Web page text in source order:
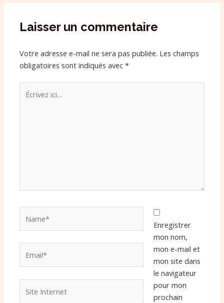
Laisser un commentaire
Votre adresse e-mail ne sera pas publiée. Les champs
obligatoires sont indiqués avec*
Écrivez
ici…
Internet
Enregistrer
mon nom,
mon e-mail et
mon site dans
le navigateur
pour mon
prochain